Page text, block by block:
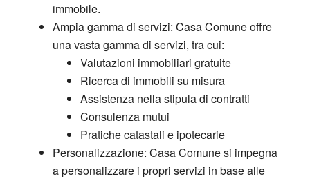
immobile.
Ampia gamma di servizi: Casa Comune offre
una vasta gamma di servizi, tra cui:
Valutazioni immobiliari gratuite
Ricerca di immobili su misura
Assistenza nella stipula di contratti
Consulenza mutui
Pratiche catastali e ipotecarie
Personalizzazione: Casa Comune si impegna
a personalizzare i propri servizi in base alle